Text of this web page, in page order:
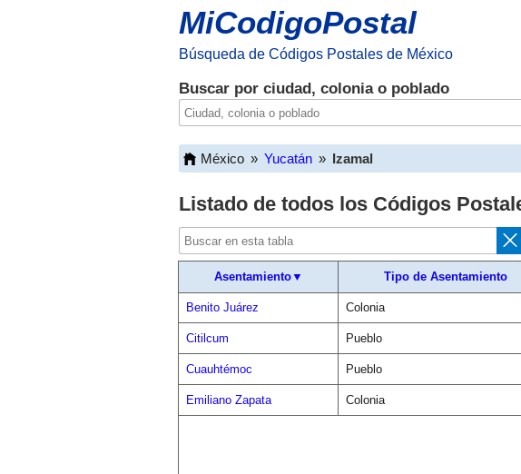
MiCodigoPostal
Búsqueda de Códigos Postales de México
Buscar por ciudad, colonia o poblado
México » Yucatán » Izamal
Listado de todos los Códigos
Asentamiento▼ Tipo de Asentamiento
Benito Juárez Colonia
Citilcum Pueblo
Cuauhtémoc Pueblo
Emiliano Zapata Colonia